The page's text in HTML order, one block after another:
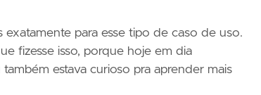
para esse tipo de caso de uso.
fizesse isso, porque hoje em dia
estava curioso pra aprender mais